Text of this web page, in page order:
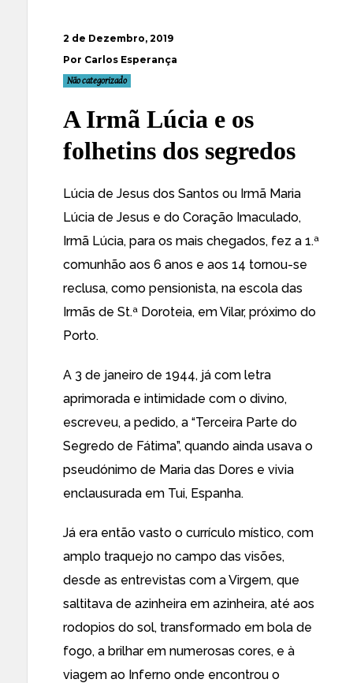
2 de Dezembro, 2019
Por Carlos Esperança
Não categorizado
A Irmã Lúcia e os
folhetins dos segredos
Lúcia de Jesus dos Santos ou Irmã Maria
Lúcia de Jesus e do Coração Imaculado,
Irmã Lúcia, para os mais chegados, fez a 1.ª
comunhão aos 6 anos e aos 14 tornou-se
reclusa, como pensionista, na escola das
Irmãs de St.ª Doroteia, em Vilar, próximo do
Porto.
A 3 de janeiro de 1944, já com letra
aprimorada e intimidade com o divino,
escreveu, a pedido, a “Terceira Parte do
Segredo de Fátima”, quando ainda usava o
pseudónimo de Maria das Dores e vivia
enclausurada em Tui, Espanha.
Já era então vasto o currículo místico, com
amplo traquejo no campo das visões,
desde as entrevistas com a Virgem, que
saltitava de azinheira em azinheira, até aos
rodopios do sol, transformado em bola de
fogo, a brilhar em numerosas cores, e à
viagem ao Inferno onde encontrou o